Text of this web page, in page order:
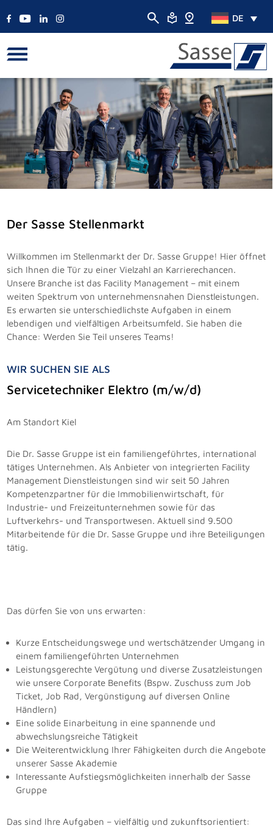
DE
Der Sasse Stellenmarkt
Willkommen im Stellenmarkt der Dr. Sasse Gruppe! Hier öffnet
sich Ihnen die Tür zu einer Vielzahl an Karrierechancen.
Unsere Branche ist das Facility Management – mit einem
weiten Spektrum von unternehmensnahen Dienstleistungen.
Es erwarten sie unterschiedlichste Aufgaben in einem
lebendigen und vielfältigen Arbeitsumfeld. Sie haben die
Chance: Werden Sie Teil unseres Teams!
WIR SUCHEN SIE ALS
Servicetechniker Elektro (m/w/d)
Am Standort Kiel
Die Dr. Sasse Gruppe ist ein familiengeführtes, international
tätiges Unternehmen. Als Anbieter von integrierten Facility
Management Dienstleistungen sind wir seit 50 Jahren
Kompetenzpartner für die Immobilienwirtschaft, für
Industrie- und Freizeitunternehmen sowie für das
Luftverkehrs- und Transportwesen. Aktuell sind 9.500
Mitarbeitende für die Dr. Sasse Gruppe und ihre Beteiligungen
tätig.
Das dürfen Sie von uns erwarten:
Kurze Entscheidungswege und wertschätzender Umgang in
einem familiengeführten Unternehmen
Leistungsgerechte Vergütung und diverse Zusatzleistungen
wie unsere Corporate Benefits (Bspw. Zuschuss zum Job
Ticket, Job Rad, Vergünstigung auf diversen Online
Händlern)
Eine solide Einarbeitung in eine spannende und
abwechslungsreiche Tätigkeit
Die Weiterentwicklung Ihrer Fähigkeiten durch die Angebote
unserer Sasse Akademie
Interessante Aufstiegsmöglichkeiten innerhalb der Sasse
Gruppe
Das sind Ihre Aufgaben – vielfältig und zukunftsorientiert: